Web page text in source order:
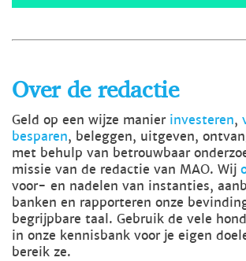
Over de redactie
Geld op een wijze manier investeren,
besparen, beleggen, uitgeven,
met behulp van betrouwbaar
missie van de redactie van MAO. Wij
voor- en nadelen van instanties,
banken en rapporteren onze
begrijpbare taal. Gebruik de vele
in onze kennisbank voor je eigen
bereik ze.